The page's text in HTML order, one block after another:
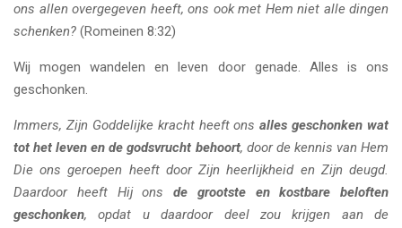
ons allen overgegeven heeft, ons ook met Hem niet alle dingen
schenken? (Romeinen 8:32)
Wij mogen wandelen en leven door genade. Alles is ons
geschonken.
Immers, Zijn Goddelijke kracht heeft onsalles geschonken wat
tot het leven en de godsvrucht behoort, door de kennis van Hem
Die ons geroepen heeft door Zijn heerlijkheid en Zijn deugd.
Daardoor heeft Hij ons de grootste en kostbare beloften
geschonken, opdat u daardoor deel zou krijgen aan de